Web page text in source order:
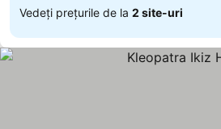
Vedeți prețurile de la 2 site-uri